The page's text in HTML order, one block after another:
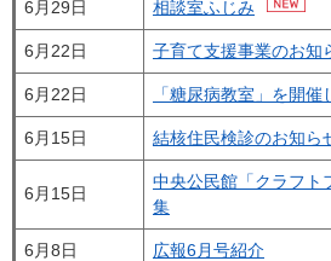
6月29日 相談室ふじみ
6月22日 子育て支援事業のお知
6月22日 「糖尿病教室」を開催
6月15日 結核住民検診のお知ら
6月15日
中央公民館「クラフト
集
6月8日 広報6月号紹介